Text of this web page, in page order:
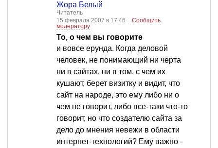
Жора Белый
Читатель
15 февраля 2007 в 17:46
Сообщить
модератору
То, о чем вы говорите
и вовсе ерунда. Когда деловой
человек, не понимающий ни черта
ни в сайтах, ни в том, с чем их
кушают, берет визитку и видит, что
сайт на народе, это ему либо ни о
чем не говорит, либо все-таки что-то
говорит, но что создателю сайта за
дело до мнения невежи в области
интернет-технологий? Ему важно -